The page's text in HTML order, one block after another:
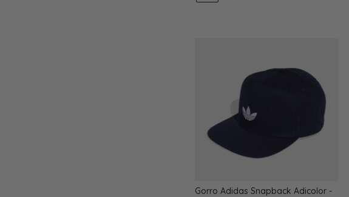
Gorro Adidas Snapback Adicolor -